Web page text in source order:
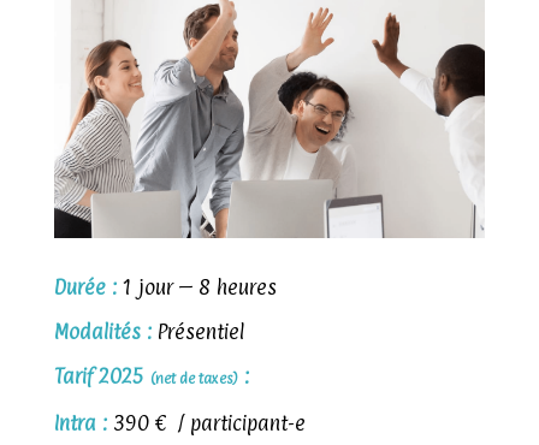
Durée :1 jour – 8 heures
Modalités : Présentiel
Tarif 2025 (net de taxes):
Intra : 390 € / participant-e